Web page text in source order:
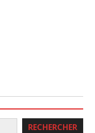
RECHERCHER